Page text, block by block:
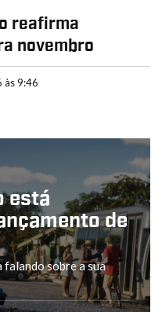
reafirma
novembro
às 9:46
está
de
sobre a sua